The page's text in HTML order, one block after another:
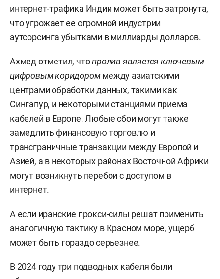
интернет-трафика Индии может быть затронута,
что угрожает ее огромной индустрии
аутсорсинга убытками в миллиарды долларов.
Ахмед отметил, чтопролив является ключевым
цифровым коридороммежду азиатскими
центрами обработки данных, такими как
Сингапур, и некоторыми станциями приема
кабелей в Европе. Любые сбои могут также
замедлить финансовую торговлю и
трансграничные транзакции между Европой и
Азией, а в некоторых районах Восточной Африки
могут возникнуть перебои с доступом в
интернет.
А если иранские прокси-силы решат применить
аналогичную тактику в Красном море, ущерб
может быть гораздо серьезнее.
В 2024 году три подводных кабеля были